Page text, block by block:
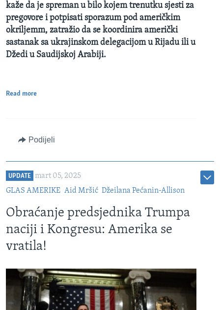
kaže da je spreman u bilo kojem trenutku sjesti za
pregovore i potpisati sporazum pod američkim
okriljemm, zatražio da se koordinira američki
sastanak sa ukrajinskom delegacijom u Rijadu ili u
Džedi u Saudijskoj Arabiji.
Read more
Podijeli
UPDATE
mart 05, 2025
GLAS AMERIKE Aid Mršić Džeilana Pećanin-Allison
Obraćanje predsjednika Trumpa
naciji i Kongresu: Amerika se
vratila!